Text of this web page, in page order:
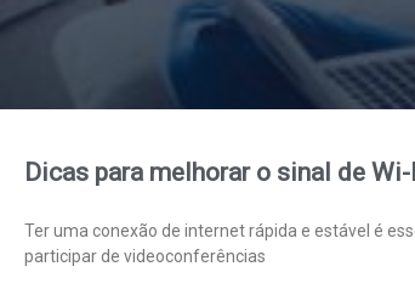
Dicas para melhorar o sinal de
Ter uma conexão de internet rápida e estável é
participar de videoconferências